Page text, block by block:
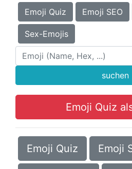
Emoji Quiz Emoji SEO
Sex-Emojis
suchen
Emoji Quiz
Emoji Quiz Emoji